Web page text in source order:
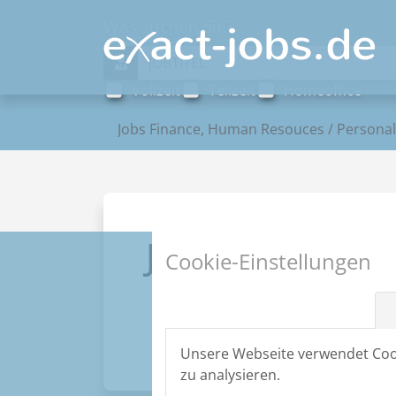
Cookie-Einstellungen
Unsere Webseite verwendet
zu analysieren.
Was suchen Sie?
Vollzeit Teilzeit
Homeoffice
Jobs Finance, Human Resouces /
Jobs nach Beruf